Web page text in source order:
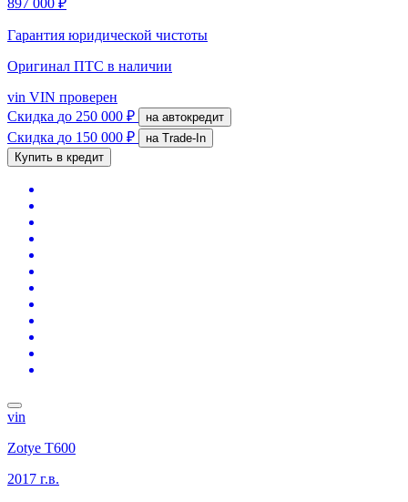
Гарантия юридической чистоты
Оригинал ПТС в наличии
vin VIN проверен
Скидка до 250 000 ₽ на автокредит
Скидка до 150 000 ₽
на Trade-In
Купить в кредит
vin
Zotye T600
2017 г.в.